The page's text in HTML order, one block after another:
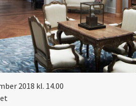
2018 kl. 14.00